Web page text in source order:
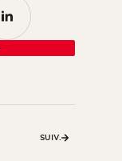
SUIV.